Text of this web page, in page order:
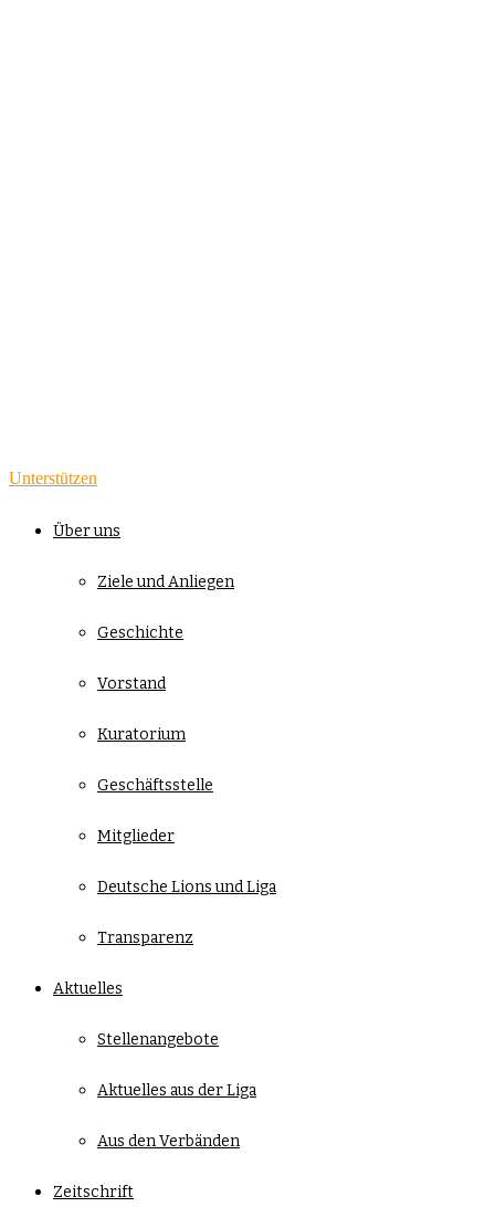
Unterstützen
Über uns
Ziele und Anliegen
Geschichte
Vorstand
Kuratorium
Geschäftsstelle
Mitglieder
Deutsche Lions und Liga
Transparenz
Aktuelles
Stellenangebote
Aktuelles aus der Liga
Aus den Verbänden
Zeitschrift